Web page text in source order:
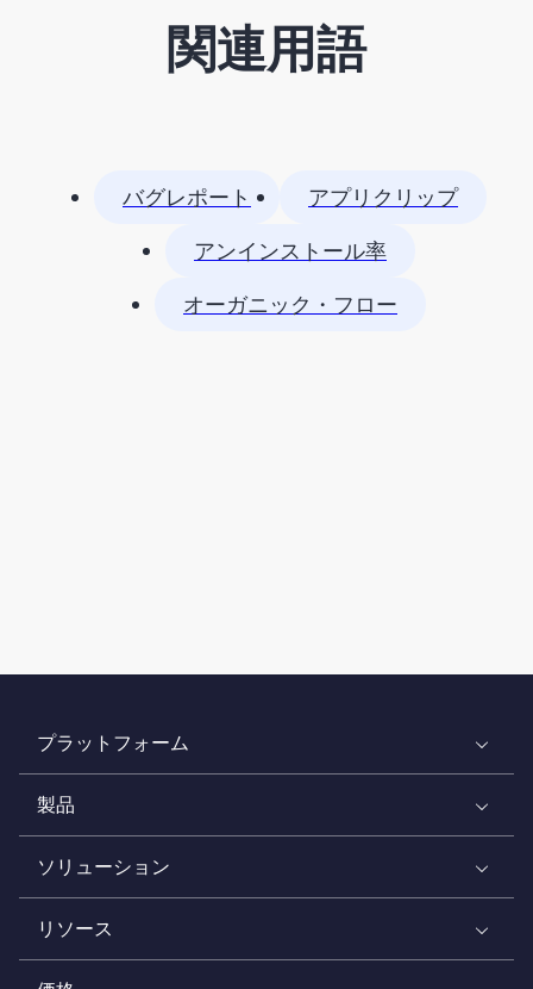
関連用語
バグレポート
アプリクリップ
アンインストール率
オーガニック・フロー
プラットフォーム
製品
ソリューション
リソース